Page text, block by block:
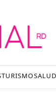
TURISMOSALUD